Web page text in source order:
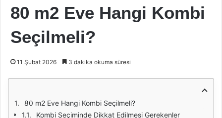
80 m2 Eve Hangi Kombi
Seçilmeli?
11 Şubat 2026 3 dakika okuma süresi
80 m2 Eve Hangi Kombi Seçilmeli?
Kombi Seçiminde Dikkat Edilmesi Gerekenler